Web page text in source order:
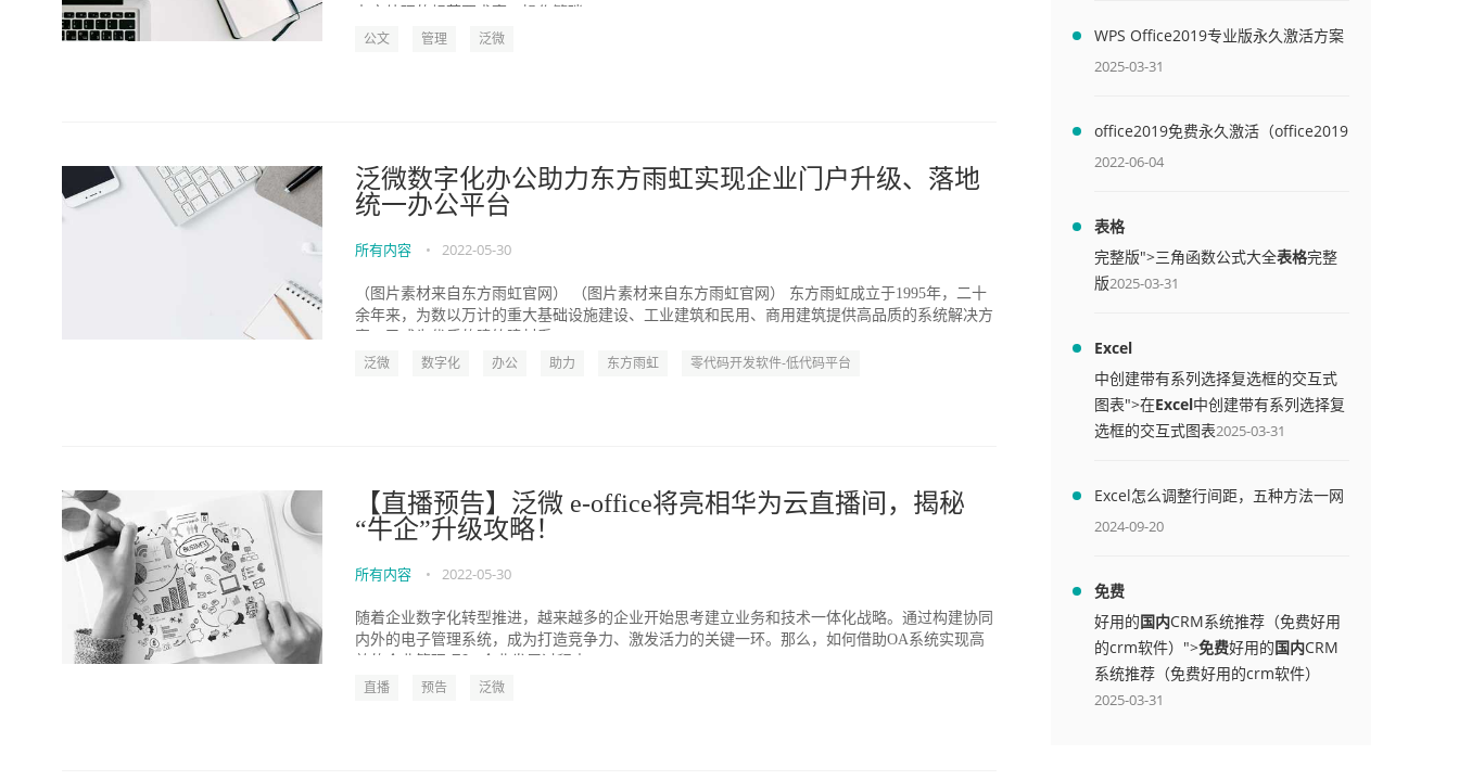
公文 管理 泛微
泛微数字化办公助力东方雨虹实现企业门户升级、落地
统一办公平台
所有内容 • 2022-05-30
（图片素材来自东方雨虹官网） （图片素材来自东方雨虹官网） 东方雨虹成立于1995年，二十
余年来，为数以万计的重大基础设施建设、工业建筑和民用、商用建筑提供高品质的系统解决方
泛微 数字化 办公 助力 东方雨虹 零代码开发软件-低代码平台
【直播预告】泛微 e-office将亮相华为云直播间，揭秘
“牛企”升级攻略！
所有内容 • 2022-05-30
随着企业数字化转型推进，越来越多的企业开始思考建立业务和技术一体化战略。通过构建协同
内外的电子管理系统，成为打造竞争力、激发活力的关键一环。那么，如何借助OA系统实现高
直播 预告 泛微
WPS Office2019专业版永久激活方案
(附终身授权序列号)
2025-03-31
office2019免费永久激活（office2019
免费永久激活码）
2022-06-04
表格
完整版">三角函数公式大全表格完整
版2025-03-31
Excel
中创建带有系列选择复选框的交互式
图表">在Excel中创建带有系列选择复
选框的交互式图表2025-03-31
Excel怎么调整行间距，五种方法一网
打尽
2024-09-20
免费
好用的国内CRM系统推荐（免费好用
的crm软件）">免费好用的国内CRM
系统推荐（免费好用的crm软件）
2025-03-31